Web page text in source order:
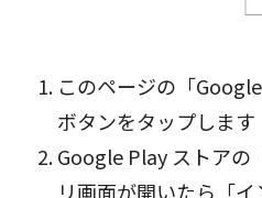
このページの「
ボタンをタップします
Google Play ストアの
リ画面が開いたら「